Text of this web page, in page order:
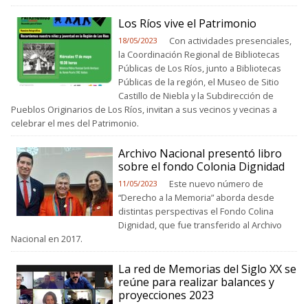
Los Ríos vive el Patrimonio
18/05/2023
Con actividades presenciales,
la Coordinación Regional de Bibliotecas
Públicas de Los Ríos, junto a Bibliotecas
Públicas de la región, el Museo de Sitio
Castillo de Niebla y la Subdirección de
Pueblos Originarios de Los Ríos, invitan a sus vecinos y vecinas a
celebrar el mes del Patrimonio.
Archivo Nacional presentó libro
sobre el fondo Colonia Dignidad
11/05/2023
Este nuevo número de
“Derecho a la Memoria” aborda desde
distintas perspectivas el Fondo Colina
Dignidad, que fue transferido al Archivo
Nacional en 2017.
La red de Memorias del Siglo XX se
reúne para realizar balances y
proyecciones 2023